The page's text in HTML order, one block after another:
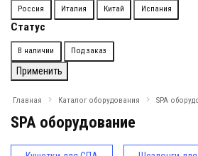
Главная Каталог оборудования SPA
SPA оборудование
Страна
Россия Италия Китай Испания
Статус
Доступность
В наличии Под заказ
Применить